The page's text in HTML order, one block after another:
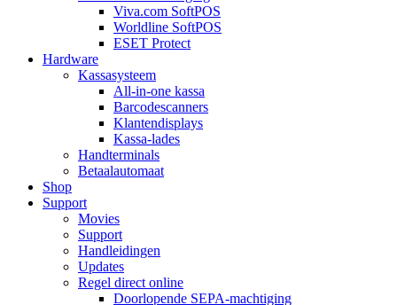
Viva.com SoftPOS
Worldline SoftPOS
ESET Protect
Hardware
Kassasysteem
All-in-one kassa
Barcodescanners
Klantendisplays
Kassa-lades
Handterminals
Betaalautomaat
Shop
Support
Movies
Support
Handleidingen
Updates
Regel direct online
Doorlopende SEPA-machtiging